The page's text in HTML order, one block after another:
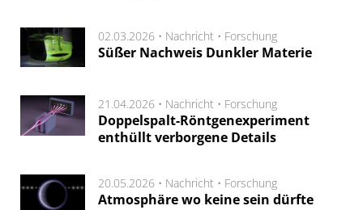
02.03.2026 • Nachricht • Forschung
Süßer Nachweis Dunkler Materie
21.04.2026 • Nachricht • Forschung
Doppelspalt-Röntgenexperiment
enthüllt verborgene Details
20.05.2026 • Nachricht • Forschung
Atmosphäre wo keine sein dürfte